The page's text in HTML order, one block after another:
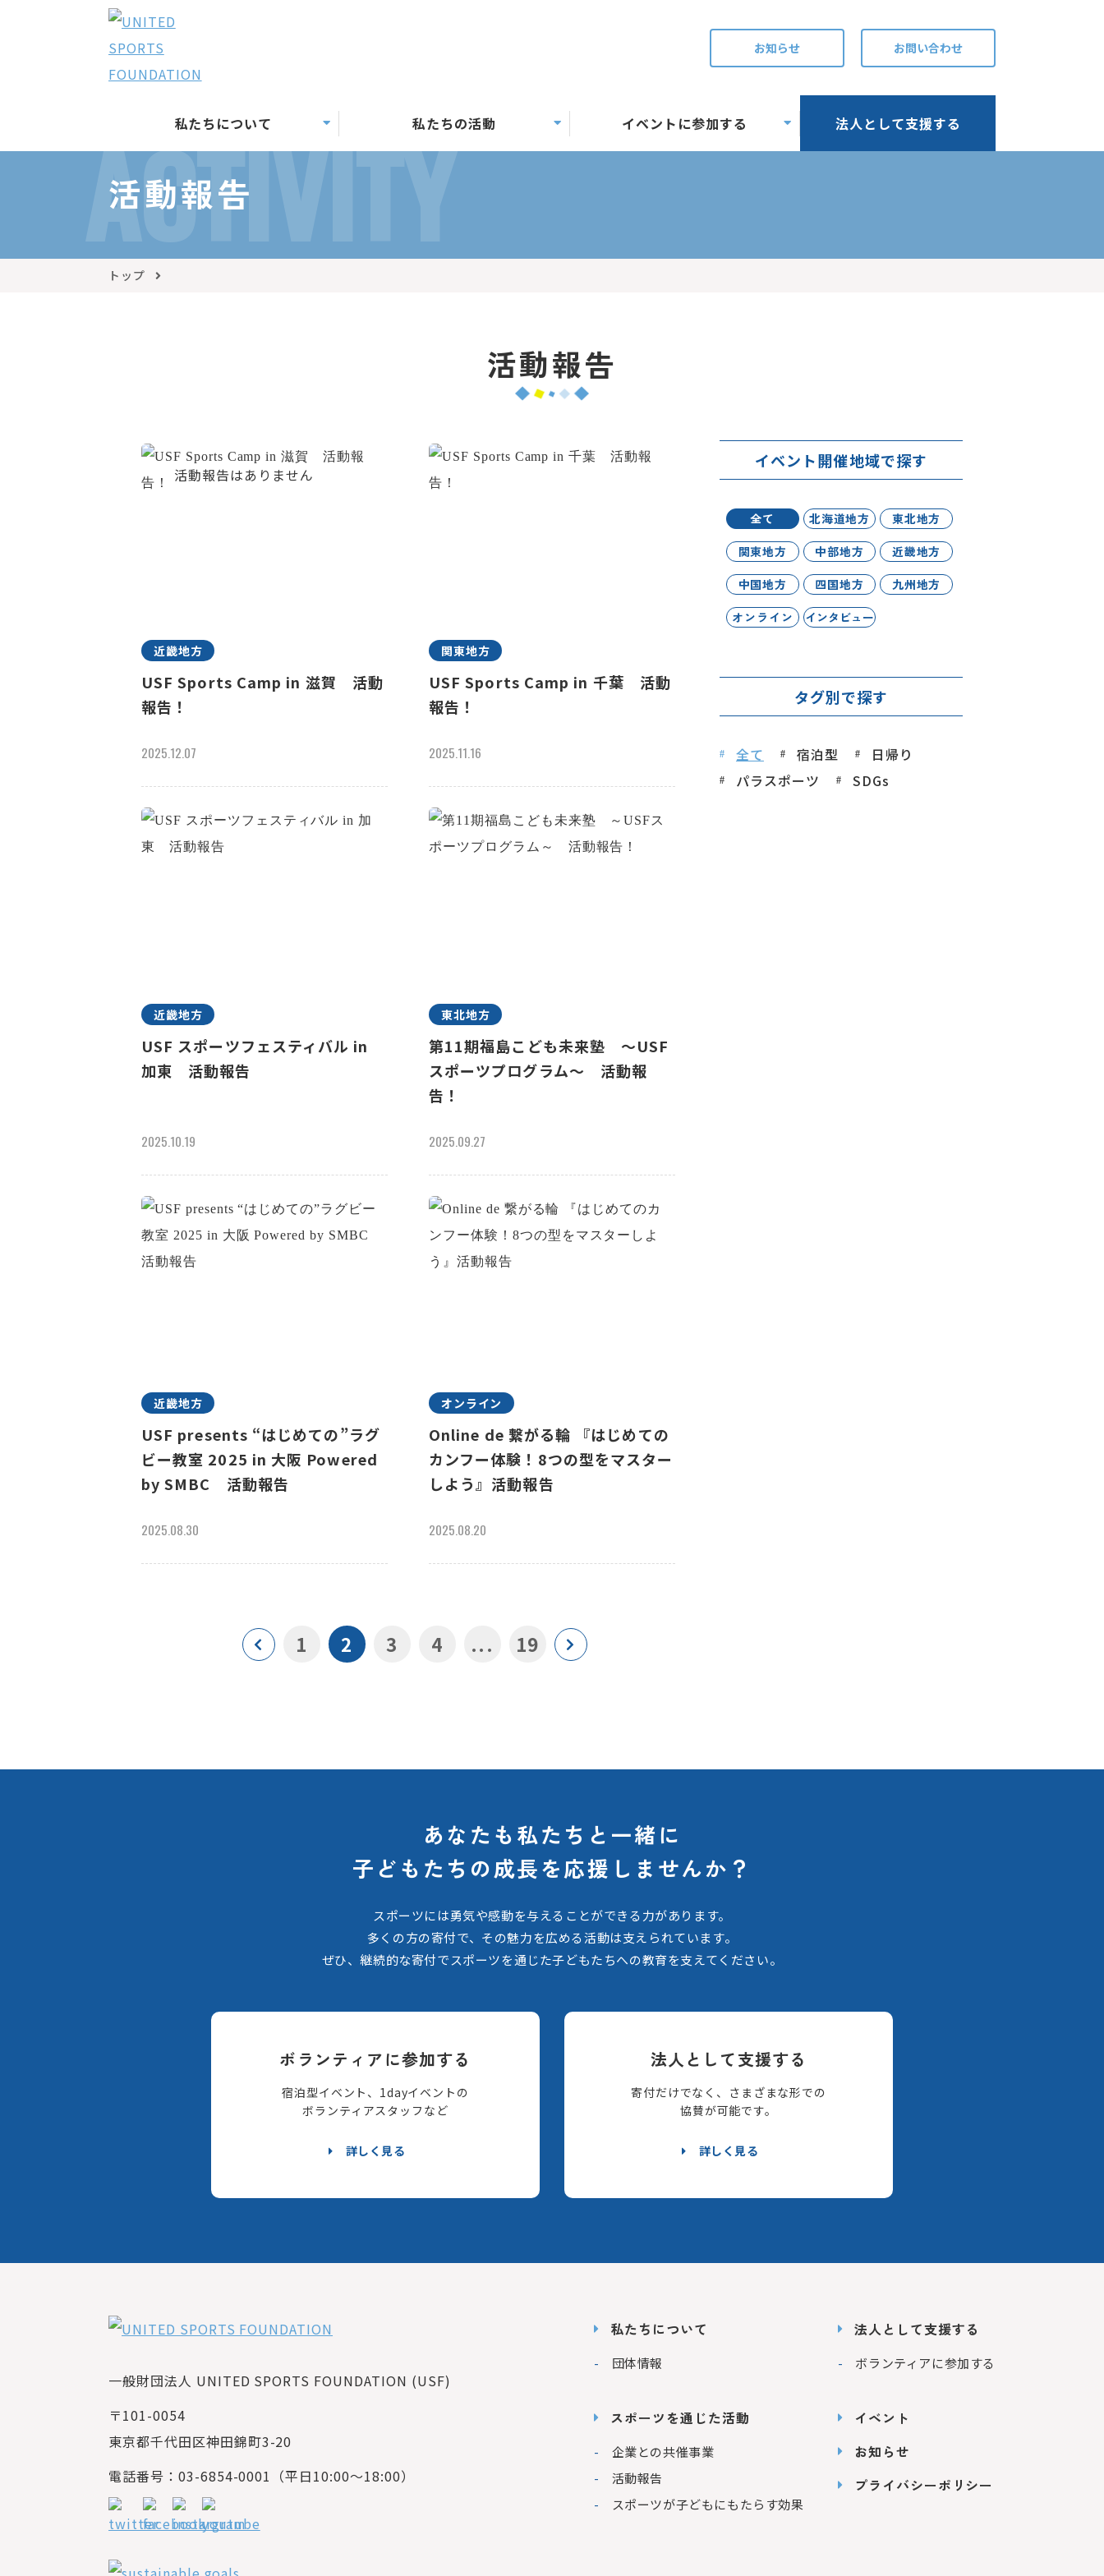
お知らせ お問い合わせ
私たちについて 私たちの活動 イベントに参加する 法人として支援する
ACTIVITY
活動報告
トップ
活動報告
近畿地方
USF Sports Camp in 滋賀 活動
報告！
2025.12.07
関東地方
USF Sports Camp in 千葉 活動
報告！
2025.11.16
近畿地方
USF スポーツフェスティバル in
加東 活動報告
2025.10.19
東北地方
第11期福島こども未来塾 ～USF
スポーツプログラム～ 活動報
告！
2025.09.27
近畿地方
USF presents “はじめての”ラグ
ビー教室 2025 in 大阪 Powered
by SMBC 活動報告
2025.08.30
オンライン
Online de 繋がる輪 『はじめての
カンフー体験！8つの型をマスター
しよう』活動報告
2025.08.20
1 2 3 4 ... 19
イベント開催地域で探す
全て 北海道地方
東北地方
関東地方
中部地方
近畿地方
中国地方
四国地方
九州地方
オンライン
インタビュー
タグ別で探す
全て 宿泊型
日帰り
パラスポーツ
SDGs
あなたも私たちと一緒に
子どもたちの成長を応援しませんか？
スポーツには勇気や感動を与えることができる力があります。
多くの方の寄付で、その魅力を広める活動は支えられています。
ぜひ、継続的な寄付でスポーツを通じた子どもたちへの教育を支えてください。
ボランティアに参加する
宿泊型イベント、1dayイベントの
ボランティアスタッフなど
詳しく見る
法人として支援する
寄付だけでなく、さまざまな形での
協賛が可能です。
詳しく見る
一般財団法人 UNITED SPORTS FOUNDATION (USF)
〒101-0054
東京都千代田区神田錦町3-20
電話番号：03-6854-0001（平日10:00～18:00）
私たちについて
団体情報
スポーツを通じた活動
企業との共催事業
活動報告
スポーツが子どもにもたらす効果
法人として支援する
ボランティアに参加する
イベント
お知らせ
プライバシーポリシー